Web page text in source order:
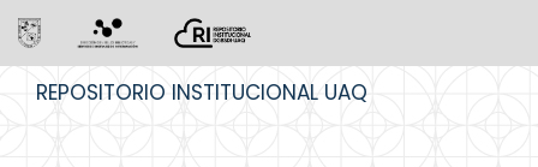
REPOSITORIO INSTITUCIONAL UAQ